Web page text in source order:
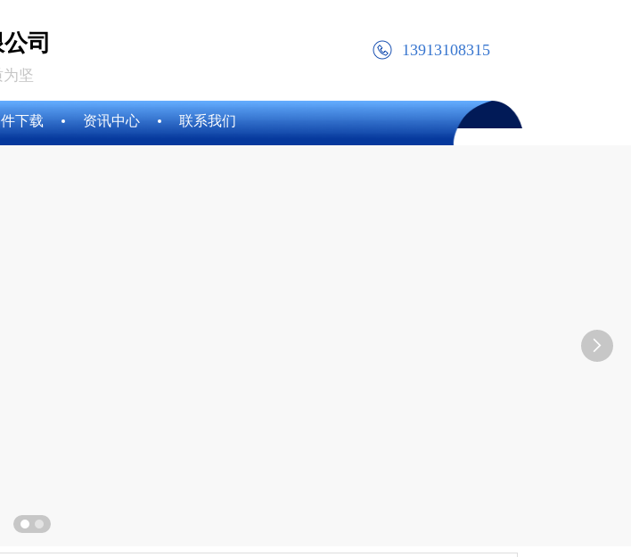
司
坚
13913108315
下载 资讯中心 联系我们
